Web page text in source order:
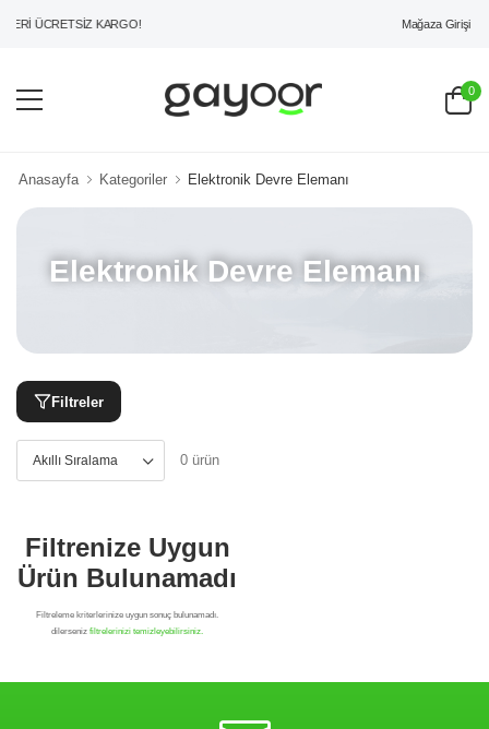
ÜCRETSİZ KARGO! Mağaza Girişi
0
Anasayfa Kategoriler Elektronik Devre Elemanı
Elektronik Devre Elemanı
Filtreler
0 ürün